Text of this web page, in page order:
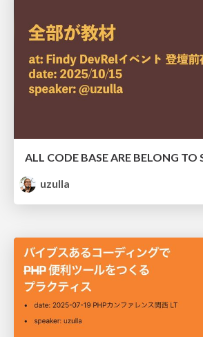
ALL CODE BASE ARE BELONG TO
uzulla